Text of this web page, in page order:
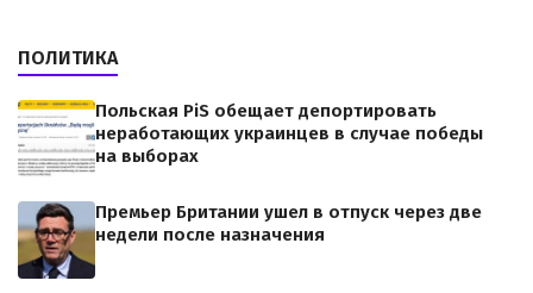
ПОЛИТИКА
Польская PiS обещает депортировать
неработающих украинцев в случае победы
на выборах
Премьер Британии ушел в отпуск через две
недели после назначения